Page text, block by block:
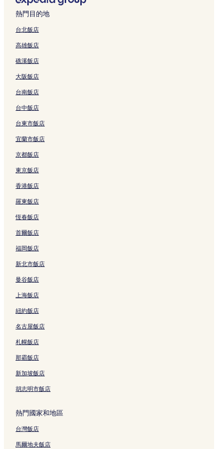
奧拓盧塞羅飯店
埃米利亞諾薩帕塔飯店
科索蘭德卡瓦哈爾飯店
烏蘇羅加爾萬飯店
埃爾蘭西羅古莊園博物館附近的飯店
納歐林克飯店
里斯本的聖安多尼教堂附近的飯店
帕索德多尼亞胡阿納飯店
El Lencero 機場附近的飯店
大波拉賭場附近的飯店
班德里拉飯店
哈拉帕飯店
熱門目的地
台北飯店
高雄飯店
礁溪飯店
大阪飯店
台南飯店
台中飯店
台東市飯店
宜蘭市飯店
京都飯店
東京飯店
香港飯店
羅東飯店
恆春飯店
首爾飯店
福岡飯店
新北市飯店
曼谷飯店
上海飯店
紐約飯店
名古屋飯店
札幌飯店
那霸飯店
新加坡飯店
胡志明市飯店
熱門國家和地區
台灣飯店
馬爾地夫飯店